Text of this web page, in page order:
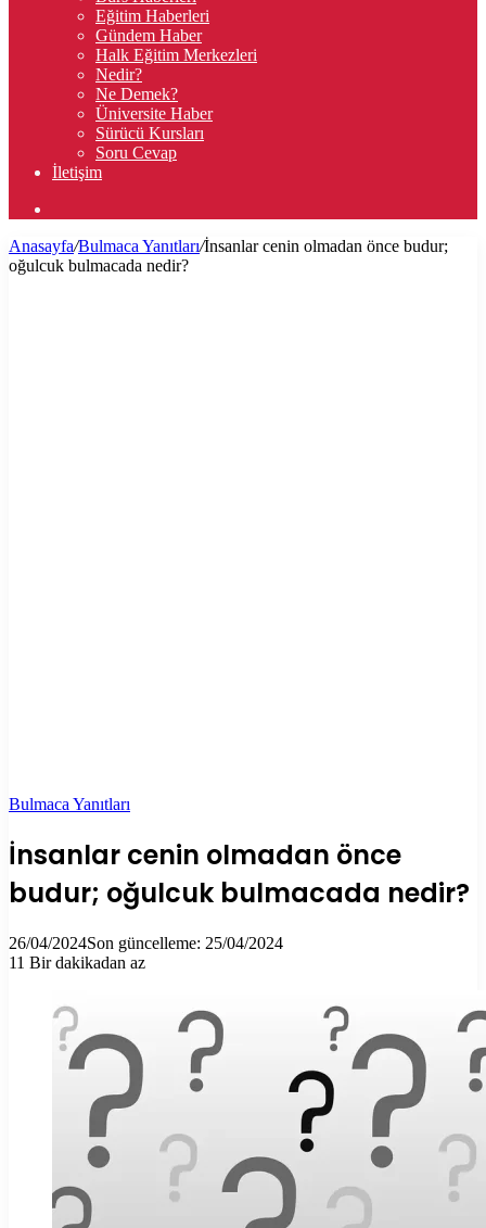
Eğitim Haberleri
Gündem Haber
Halk Eğitim Merkezleri
Nedir?
Ne Demek?
Üniversite Haber
Sürücü Kursları
Soru Cevap
İletişim
...
Anasayfa/Bulmaca Yanıtları/İnsanlar cenin olmadan önce budur;
oğulcuk bulmacada nedir?
Bulmaca Yanıtları
İnsanlar cenin olmadan önce
budur; oğulcuk bulmacada nedir?
26/04/2024Son güncelleme: 25/04/2024
11 Bir dakikadan az